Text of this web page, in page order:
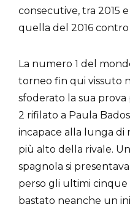
consecutive, tra 2015
quella del 2016
La numero 1 del
torneo fin qui vissuto
sfoderato la sua
2 rifilato a Paula
incapace alla lunga di
più alto della rivale.
spagnola si
perso gli ultimi
bastato neanche un